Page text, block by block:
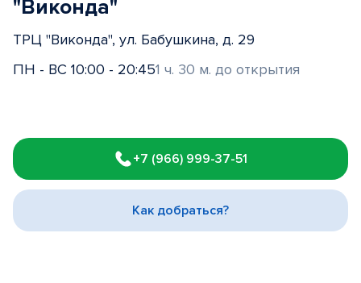
"Виконда"
ТРЦ "Виконда", ул. Бабушкина, д. 29
ПН - ВС 10:00 - 20:451 ч. 30 м. до открытия
1
of
3
+7 (966) 999-37-51
Как добраться?